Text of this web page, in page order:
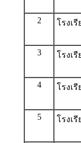
2
โรงเ
3
โรงเ
4
โรงเ
5
โรงเ